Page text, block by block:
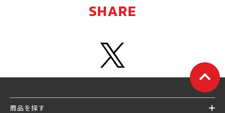
SHARE
商品を探す